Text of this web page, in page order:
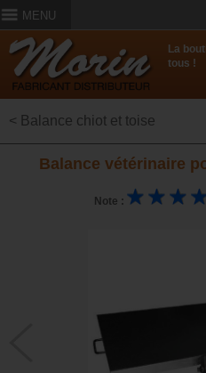
MENU
La
tous !
< Balance chiot et toise
Balance vétérinaire
Note :